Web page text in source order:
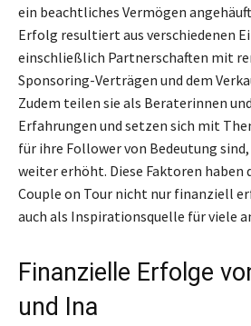
ein beachtliches Vermögen
Erfolg resultiert aus verschiedenen
einschließlich Partnerschaften mit
Sponsoring-Verträgen und dem
Zudem teilen sie als Beraterinnen
Erfahrungen und setzen sich mit
für ihre Follower von Bedeutung
weiter erhöht. Diese Faktoren haben
Couple on Tour nicht nur finanziell
auch als Inspirationsquelle für viele
Finanzielle Erfolge
und Ina